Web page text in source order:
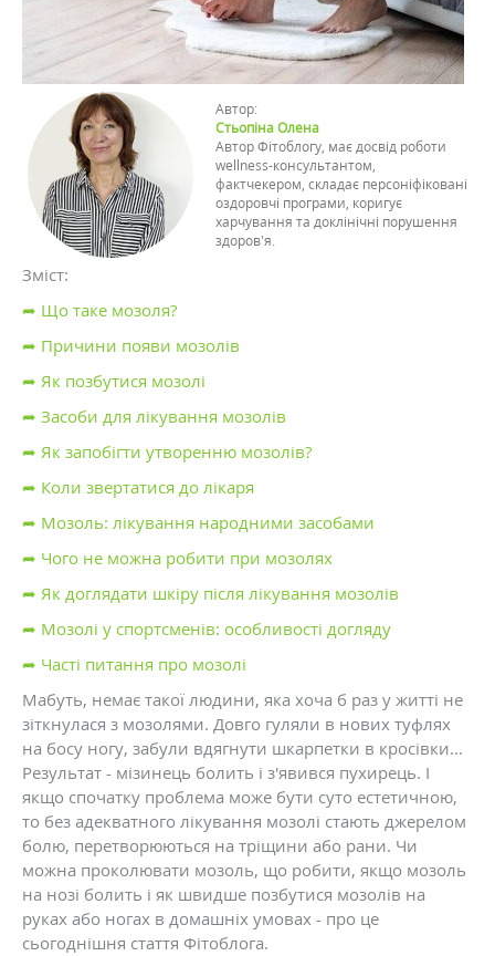
Автор:
Стьопіна Олена
Автор Фітоблогу, має досвід роботи
wellness-консультантом,
фактчекером, складає персоніфіковані
оздоровчі програми, коригує
харчування та доклінічні порушення
здоров'я.
Зміст:
➦ Що таке мозоля?
➦ Причини появи мозолів
➦ Як позбутися мозолі
➦ Засоби для лікування мозолів
➦ Як запобігти утворенню мозолів?
➦ Коли звертатися до лікаря
➦ Мозоль: лікування народними засобами
➦ Чого не можна робити при мозолях
➦ Як доглядати шкіру після лікування мозолів
➦ Мозолі у спортсменів: особливості догляду
➦ Часті питання про мозолі
Мабуть, немає такої людини, яка хоча б раз у житті не
зіткнулася з мозолями. Довго гуляли в нових туфлях
на босу ногу, забули вдягнути шкарпетки в кросівки...
Результат - мізинець болить і з'явився пухирець. І
якщо спочатку проблема може бути суто естетичною,
то без адекватного лікування мозолі стають джерелом
болю, перетворюються на тріщини або рани. Чи
можна проколювати мозоль, що робити, якщо мозоль
на нозі болить і як швидше позбутися мозолів на
руках або ногах в домашніх умовах - про це
сьогоднішня стаття Фітоблога.